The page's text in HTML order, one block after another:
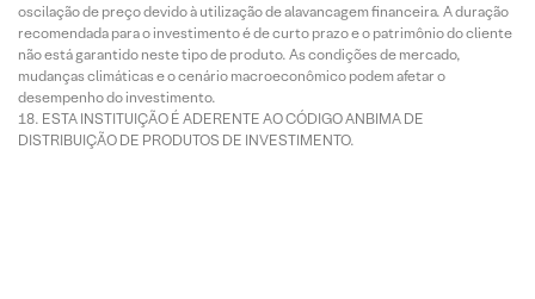
oscilação de preço devido à utilização de alavancagem financeira. A duração
recomendada para o investimento é de curto prazo e o patrimônio do cliente
não está garantido neste tipo de produto. As condições de mercado,
mudanças climáticas e o cenário macroeconômico podem afetar o
desempenho do investimento.
ESTA INSTITUIÇÃO É ADERENTE AO CÓDIGO ANBIMA DE
DISTRIBUIÇÃO DE PRODUTOS DE INVESTIMENTO.